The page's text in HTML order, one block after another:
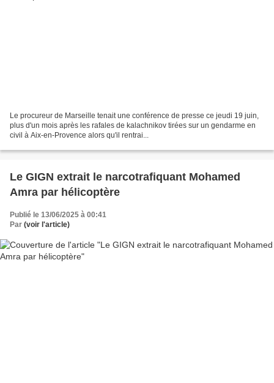
Le procureur de Marseille tenait une conférence de presse ce jeudi 19 juin,
plus d'un mois après les rafales de kalachnikov tirées sur un gendarme en
civil à Aix-en-Provence alors qu'il rentrai...
Le GIGN extrait le narcotrafiquant Mohamed
Amra par hélicoptère
Publié le 13/06/2025 à 00:41
Par (voir l'article)